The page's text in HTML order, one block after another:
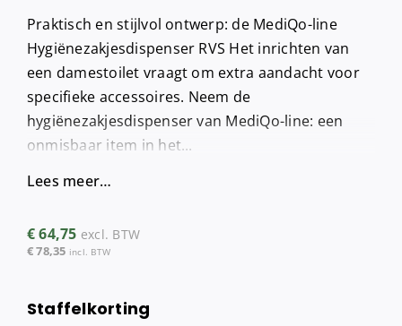
Praktisch en stijlvol ontwerp: de MediQo-line
Hygiënezakjesdispenser RVS Het inrichten van
een damestoilet vraagt om extra aandacht voor
specifieke accessoires. Neem de
hygiënezakjesdispenser van MediQo-line: een
onmisbaar item in het...
Lees meer…
€64,75 excl. BTW
€78,35 incl. BTW
Staffelkorting